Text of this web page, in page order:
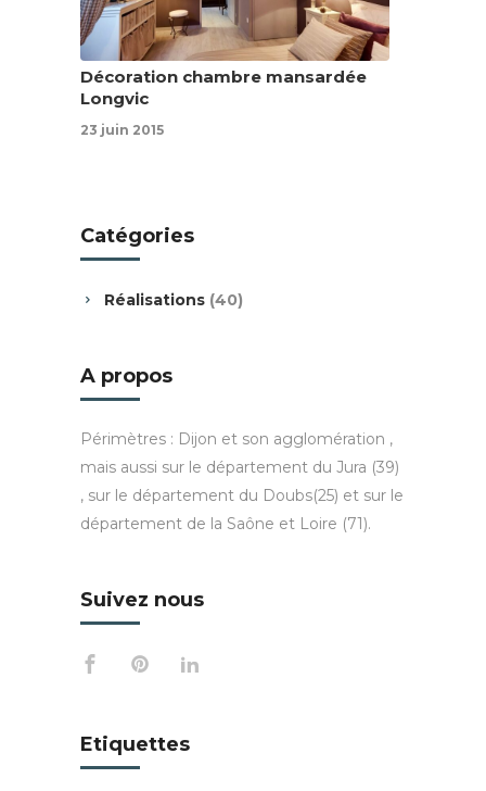
Décoration chambre mansardée
Longvic
23 juin 2015
Catégories
Réalisations (40)
A propos
Périmètres : Dijon et son agglomération ,
mais aussi sur le département du Jura (39)
, sur le département du Doubs(25) et sur le
département de la Saône et Loire (71).
Suivez nous
Etiquettes